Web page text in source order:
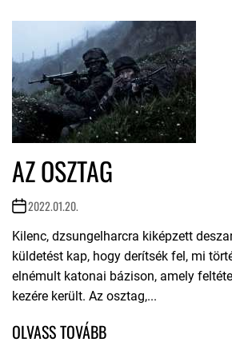
AZ OSZTAG
2022.01.20.
Kilenc, dzsungelharcra kiképzett
küldetést kap, hogy derítsék fel, mi
elnémult katonai bázison, amely
kezére került. Az osztag,...